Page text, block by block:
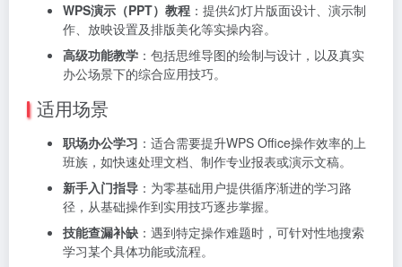
WPS演示（PPT）教程 ：提供幻灯片版面设计、演示制
作、放映设置及排版美化等实操内容。
高级功能教学 ：包括思维导图的绘制与设计，以及真实
办公场景下的综合应用技巧。
适用场景
职场办公学习 ：适合需要提升WPS Office操作效率的上
班族，如快速处理文档、制作专业报表或演示文稿。
新手入门指导 ：为零基础用户提供循序渐进的学习路
径，从基础操作到实用技巧逐步掌握。
技能查漏补缺 ：遇到特定操作难题时，可针对性地搜索
学习某个具体功能或流程。